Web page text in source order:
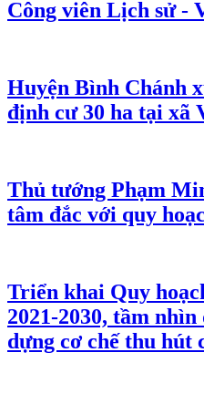
Công viên Lịch sử -
Huyện Bình Chánh
định cư 30 ha tại xã
Thủ tướng Phạm
tâm đắc với quy
Triển khai Quy
2021-2030, tầm
dựng cơ chế thu hút